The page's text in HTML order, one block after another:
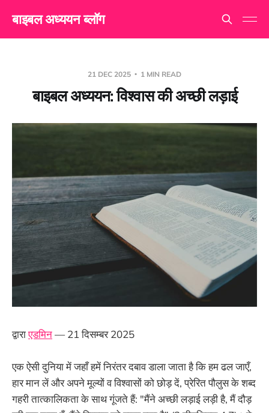
बाइबल अध्ययन ब्लॉग
21 DEC 2025 1 MIN READ
बाइबल अध्ययन: विश्वास की अच्छी लड़ाई
द्वाराएडमिन— 21 दिसम्बर 2025
एक ऐसी दुनिया में जहाँ हमें निरंतर दबाव डाला जाता है कि हम ढल जाएँ,
हार मान लें और अपने मूल्यों व विश्वासों को छोड़ दें, प्रेरित पौलुस के शब्द
गहरी तात्कालिकता के साथ गूंजते हैं: "मैंने अच्छी लड़ाई लड़ी है, मैं दौड़